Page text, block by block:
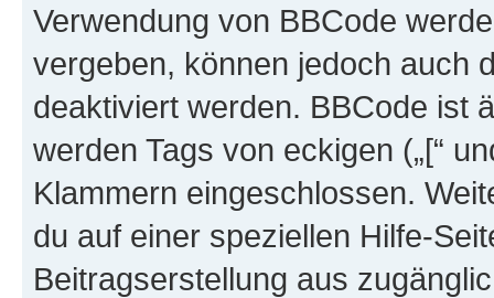
Verwendung von BBCode
vergeben, können jedoch auch
deaktiviert werden. BBCode ist
werden Tags von eckigen („[“
Klammern eingeschlossen.
du auf einer speziellen Hilfe-
Beitragserstellung aus